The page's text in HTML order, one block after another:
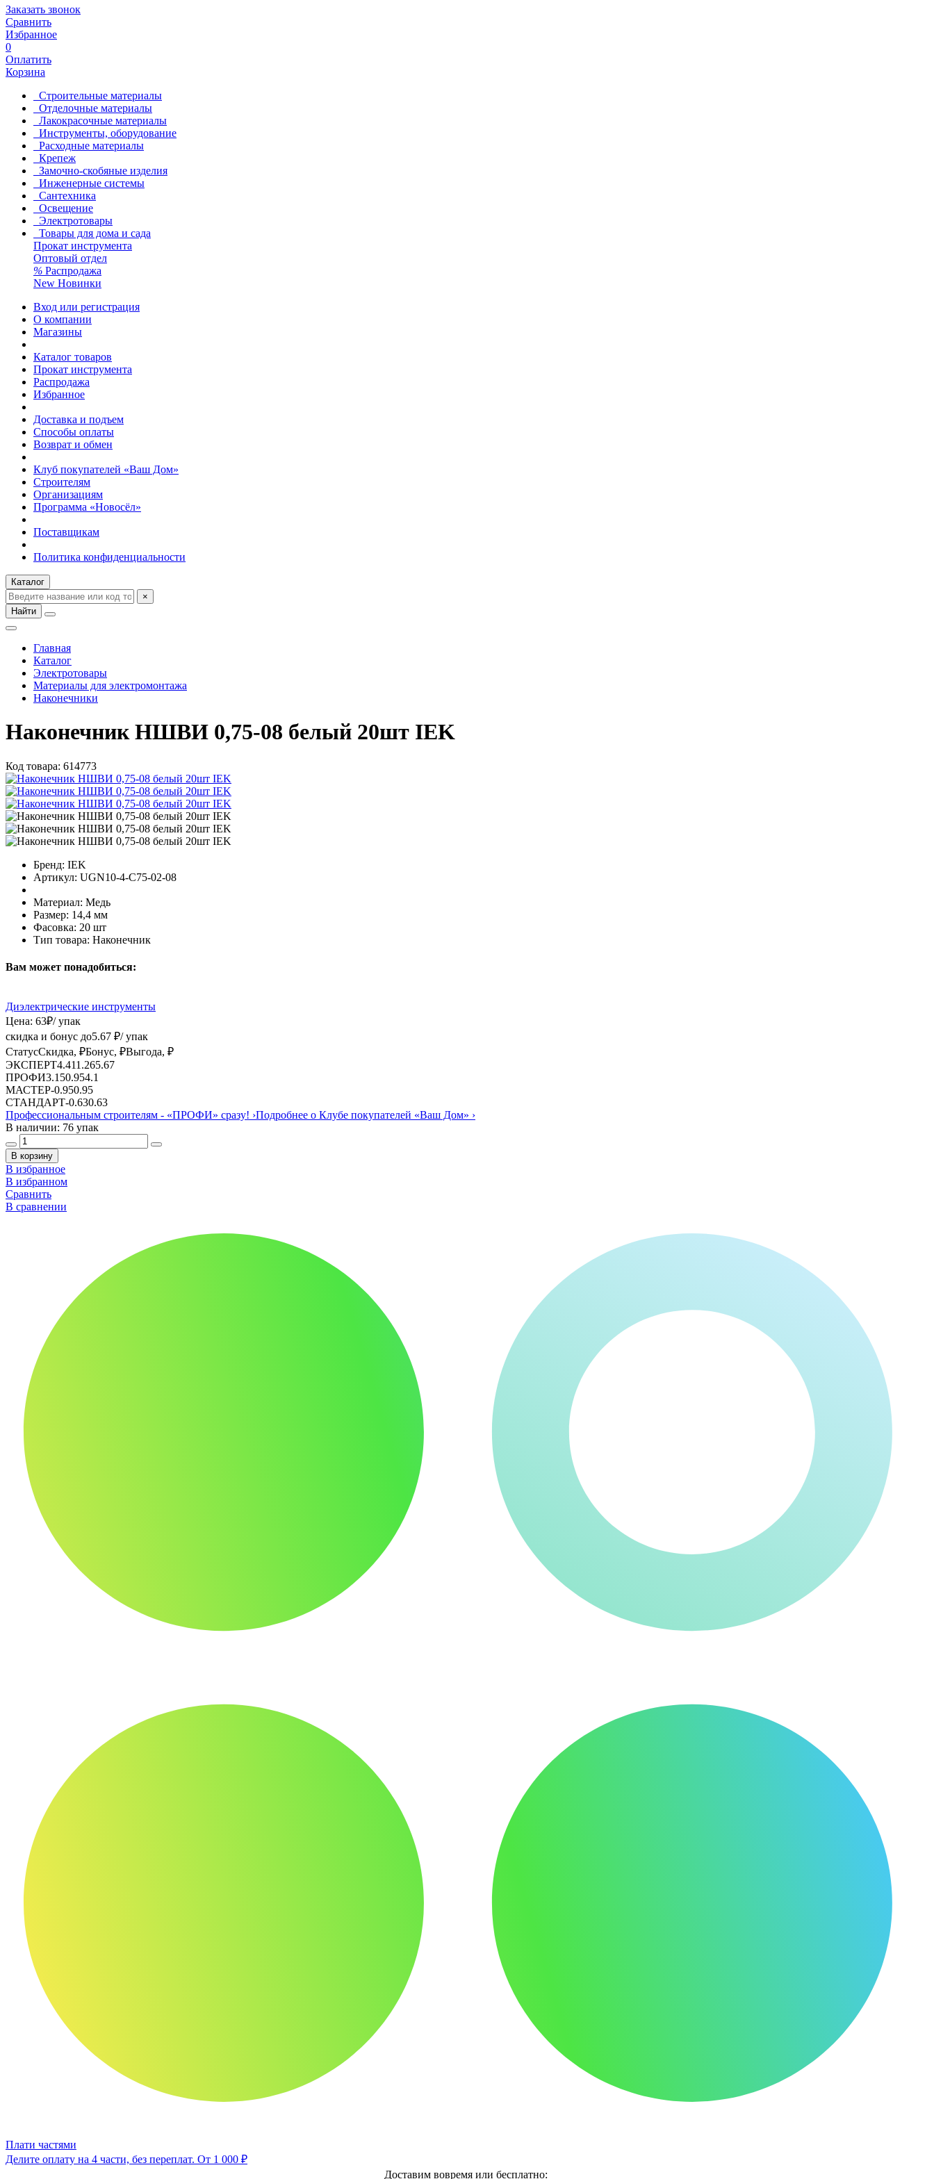
Заказать звонок
Сравнить
Избранное
0
Оплатить
Корзина
Строительные материалы
Отделочные материалы
Лакокрасочные материалы
Инструменты, оборудование
Расходные материалы
Крепеж
Замочно-скобяные изделия
Инженерные системы
Сантехника
Освещение
Электротовары
Товары для дома и сада
Прокат инструмента
Оптовый отдел
% Распродажа
New Новинки
Вход или регистрация
О компании
Магазины
Каталог товаров
Прокат инструмента
Распродажа
Избранное
Доставка и подъем
Способы оплаты
Возврат и обмен
Клуб покупателей «Ваш Дом»
Строителям
Организациям
Программа «Новосёл»
Поставщикам
Политика конфиденциальности
Каталог
×
Найти
Главная
Каталог
Электротовары
Материалы для электромонтажа
Наконечники
Наконечник НШВИ 0,75-08 белый 20шт IEK
Код товара: 614773
Бренд: IEK
Артикул: UGN10-4-C75-02-08
Материал: Медь
Размер: 14,4 мм
Фасовка: 20 шт
Тип товара: Наконечник
Вам может понадобиться:
Диэлектрические инструменты
Цена: 63₽/ упак
скидка и бонус до5.67 ₽/ упак
СтатусСкидка, ₽Бонус, ₽Выгода, ₽
ЭКСПЕРТ4.411.265.67
ПРОФИ3.150.954.1
МАСТЕР-0.950.95
СТАНДАРТ-0.630.63
Профессиональным строителям - «ПРОФИ» сразу! ›Подробнее о Клубе покупателей «Ваш Дом» ›
В наличии: 76 упак
В корзину
В избранное
В избранном
Сравнить
В сравнении
Плати частями
Делите оплату на 4 части, без переплат. От 1 000 ₽
Доставим вовремя или бесплатно: